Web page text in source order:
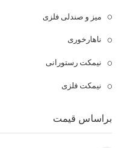
میز و صندلی فلزی
ناهارخوری
نیمکت رستورانی
نیمکت فلزی
براساس قیمت